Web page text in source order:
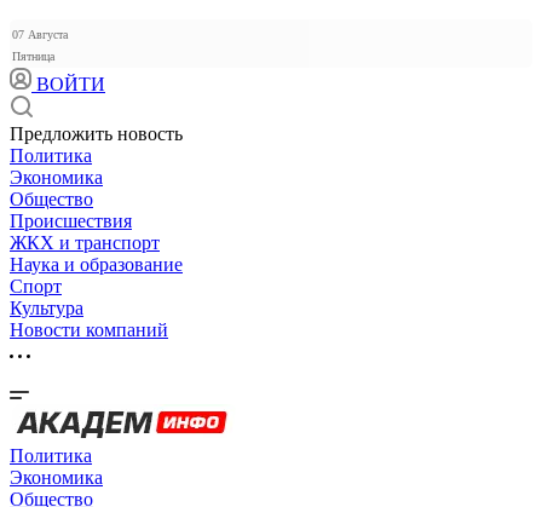
07 Августа
Пятница
ВОЙТИ
Предложить новость
Политика
Экономика
Общество
Происшествия
ЖКХ и транспорт
Наука и образование
Спорт
Культура
Новости компаний
Политика
Экономика
Общество